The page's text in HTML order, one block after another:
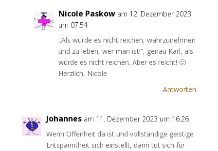
Nicole Paskow am 12. Dezember 2023
um 07:54
„Als würde es nicht reichen, wahrzunehmen
und zu leben, wer man ist!“, genau Karl, als
würde es nicht reichen. Aber es reicht! 🙂
Herzlich, Nicole
Antworten
Johannes am 11. Dezember 2023 um 16:26
Wenn Offenheit da ist und vollständige geistige
Entspanntheit sich einstellt, dann tut sich für